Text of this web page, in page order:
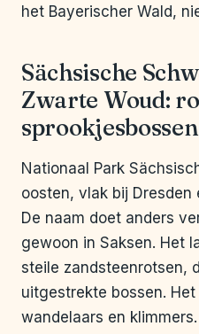
het Bayerischer Wald,
Sächsische
Zwarte Woud:
sprookjesbossen
Nationaal Park
oosten, vlak bij Dresden
De naam doet anders
gewoon in Saksen. Het
steile zandsteenrotsen,
uitgestrekte bossen.
wandelaars en klimmers.